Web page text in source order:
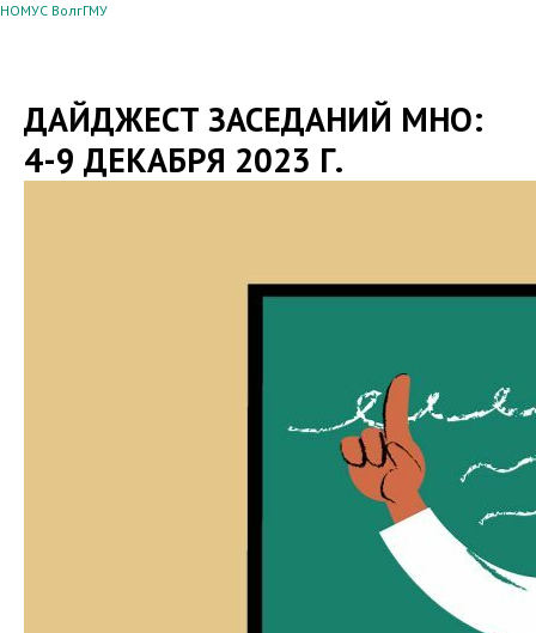
НОМУС ВолгГМУ
ДАЙДЖЕСТ ЗАСЕДАНИЙ МНО:
4-9 ДЕКАБРЯ 2023 Г.